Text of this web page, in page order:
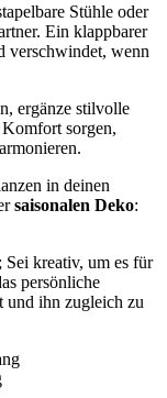
Stühle oder
Ein klappbarer
verschwindet, wenn
ergänze stilvolle
sorgen,
in deinen
saisonalen Deko:
kreativ, um es für
persönliche
und ihn zugleich zu